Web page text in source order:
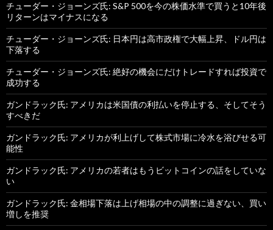
チューダー・ジョーンズ氏: S&P 500を今の株価水準で買うと10年後
リターンはマイナスになる
チューダー・ジョーンズ氏: 日本円は高市政権で大幅上昇、ドル円は
下落する
チューダー・ジョーンズ氏: 絶好の機会にだけトレードすれば投資で
成功する
ガンドラック氏: アメリカは米国債の利払いを停止する、そしてそう
すべきだ
ガンドラック氏: アメリカが利上げして株式市場に冷水を浴びせる可
能性
ガンドラック氏: アメリカの若者はもうビットコインの話をしていな
い
ガンドラック氏: 金相場下落は上げ相場の中の調整に過ぎない、買い
増しを推奨